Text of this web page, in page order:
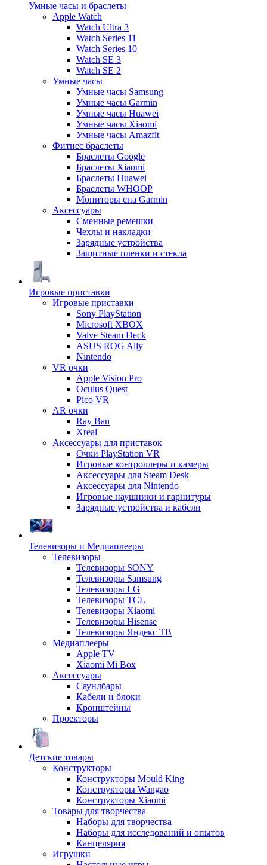
Умные часы и браслеты
Apple Watch
Watch Ultra 3
Watch Series 11
Watch Series 10
Watch SE 3
Watch SE 2
Умные часы
Умные часы Samsung
Умные часы Garmin
Умные часы Huawei
Умные часы Xiaomi
Умные часы Amazfit
Фитнес браслеты
Браслеты Google
Браслеты Xiaomi
Браслеты Huawei
Браслеты WHOOP
Мониторы сна Garmin
Аксессуары
Сменные ремешки
Чехлы и накладки
Зарядные устройства
Защитные пленки и стекла
Игровые приставки
Игровые приставки
Sony PlayStation
Microsoft XBOX
Valve Steam Deck
ASUS ROG Ally
Nintendo
VR очки
Apple Vision Pro
Oculus Quest
Pico VR
AR очки
Ray Ban
Xreal
Аксессуары для приставок
Очки PlayStation VR
Игровые контроллеры и камеры
Аксессуары для Steam Desk
Аксессуары для Nintendo
Игровые наушники и гарнитуры
Зарядные устройства и кабели
Телевизоры и Медиаплееры
Телевизоры
Телевизоры SONY
Телевизоры Samsung
Телевизоры LG
Телевизоры TCL
Телевизоры Xiaomi
Телевизоры Hisense
Телевизоры Яндекс ТВ
Медиаплееры
Apple TV
Xiaomi Mi Box
Аксессуары
Саундбары
Кабели и блоки
Кронштейны
Проекторы
Детские товары
Конструкторы
Конструкторы Mould King
Конструкторы Wangao
Конструкторы Xiaomi
Товары для творчества
Наборы для творчества
Наборы для исследований и опытов
Канцелярия
Игрушки